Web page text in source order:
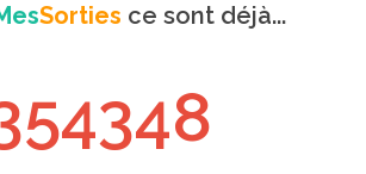
Sorties ce sont déjà...